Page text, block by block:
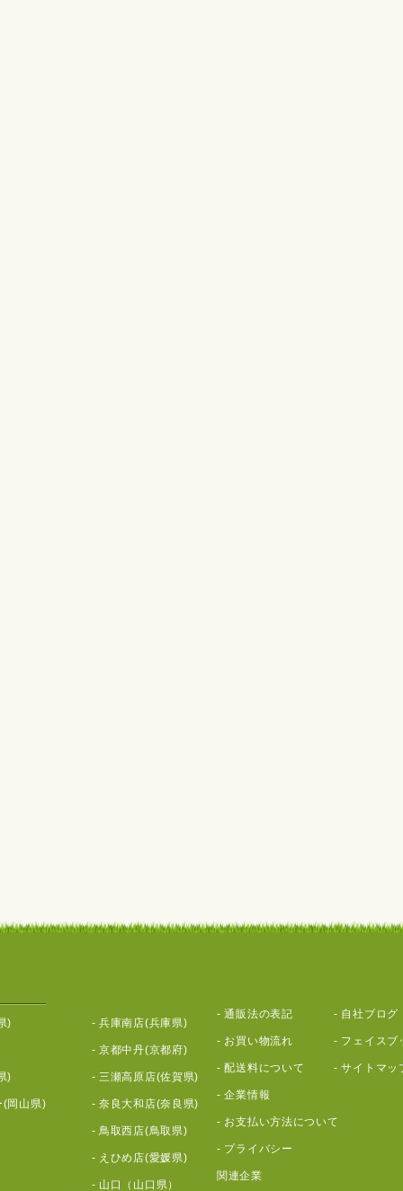
)
)
(岡山県)
- 兵庫南店(兵庫県)
- 京都中丹(京都府)
- 三瀬高原店(佐賀県)
- 奈良大和店(奈良県)
- 鳥取西店(鳥取県)
- えひめ店(愛媛県)
- 山口（山口県）
-通販法の表記
- お買い物流れ
-配送料について
- 自社ブログ
- フェイスブ
-サイトマッ
-企業情報
- お支払い方法について
- プライバシー
関連企業